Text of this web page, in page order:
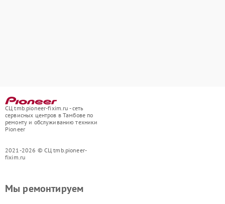
СЦ tmb.pioneer-fixim.ru - сеть
сервисных центров в Тамбове по
ремонту и обслуживанию техники
Pioneer
2021-2026 © СЦ tmb.pioneer-
fixim.ru
Мы ремонтируем